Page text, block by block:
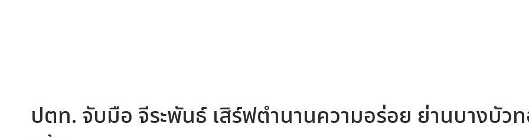
ปตท. จับมือ จีระพันธ์ เสิร์ฟตำนานความอร่อย ย่านบางบัว